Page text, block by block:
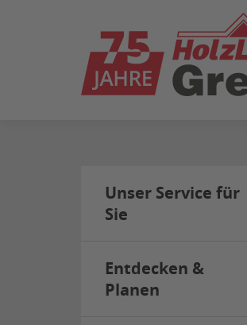
SEITENINHALT
Unser Service für
Sie
Entdecken &
Planen